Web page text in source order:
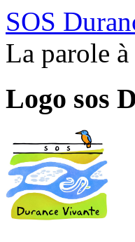
SOS
La parole
Logo sos